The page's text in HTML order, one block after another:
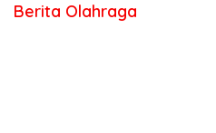
Berita Olahraga